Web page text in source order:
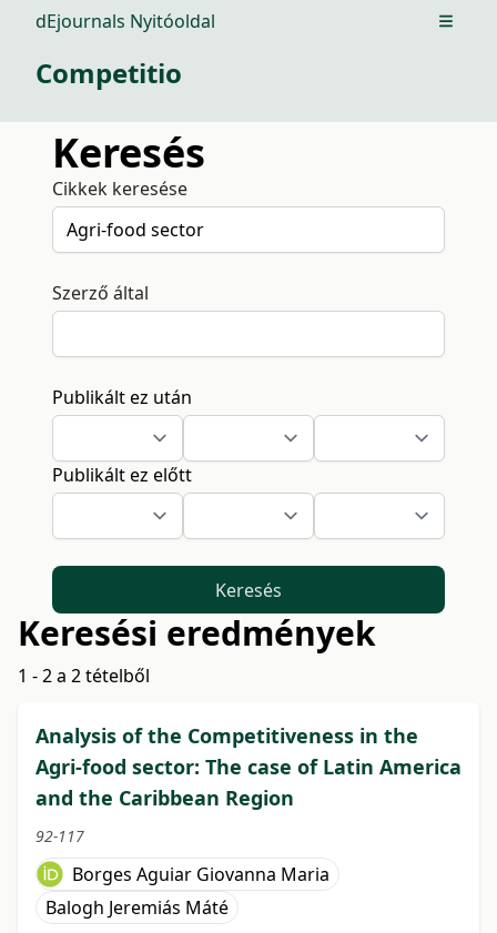
dEjournals Nyitóoldal Open
Competitio
Keresés
Cikkek keresése
Szerző által
Publikált ez után
Publikált ez előtt
Keresés
Keresési eredmények
1 - 2 a 2 tételből
Analysis of the Competitiveness in the
Agri-food sector: The case of Latin America
and the Caribbean Region
92-117
Borges Aguiar Giovanna Maria
Balogh Jeremiás Máté